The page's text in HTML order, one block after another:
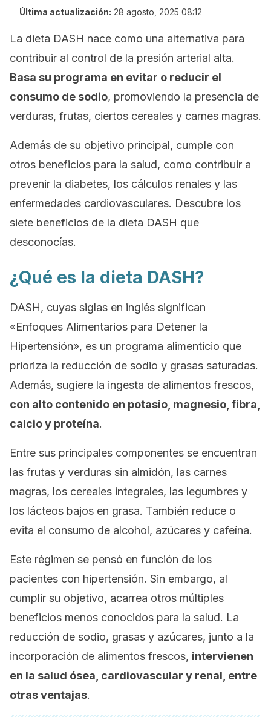
Última actualización: 28 agosto, 2025 08:12
La dieta DASH nace como una alternativa para
contribuir al control de la presión arterial alta.
Basa su programa en evitar o reducir el
consumo de sodio, promoviendo la presencia de
verduras, frutas, ciertos cereales y carnes magras.
Además de su objetivo principal, cumple con
otros beneficios para la salud, como contribuir a
prevenir la diabetes, los cálculos renales y las
enfermedades cardiovasculares. Descubre los
siete beneficios de la dieta DASH que
desconocías.
¿Qué es la dieta DASH?
DASH, cuyas siglas en inglés significan
«Enfoques Alimentarios para Detener la
Hipertensión», es un programa alimenticio que
prioriza la reducción de sodio y grasas saturadas.
Además, sugiere la ingesta de alimentos frescos,
con alto contenido en potasio, magnesio, fibra,
calcio y proteína.
Entre sus principales componentes se encuentran
las frutas y verduras sin almidón, las carnes
magras, los cereales integrales, las legumbres y
los lácteos bajos en grasa. También reduce o
evita el consumo de alcohol, azúcares y cafeína.
Este régimen se pensó en función de los
pacientes con hipertensión. Sin embargo, al
cumplir su objetivo, acarrea otros múltiples
beneficios menos conocidos para la salud. La
reducción de sodio, grasas y azúcares, junto a la
incorporación de alimentos frescos, intervienen
en la salud ósea, cardiovascular y renal, entre
otras ventajas.